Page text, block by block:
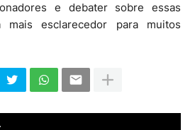
e debater sobre essas
mais esclarecedor para muitos